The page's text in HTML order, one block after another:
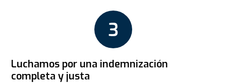
Luchamos por una indemnización
completa y justa